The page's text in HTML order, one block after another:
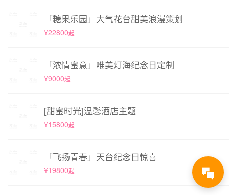
「糖果乐园」大气花台甜美浪漫策划
¥22800起
「浓情蜜意」唯美灯海纪念日定制
¥9000起
[甜蜜时光]温馨酒店主题
¥15800起
「飞扬青春」天台纪念日惊喜
¥19800起